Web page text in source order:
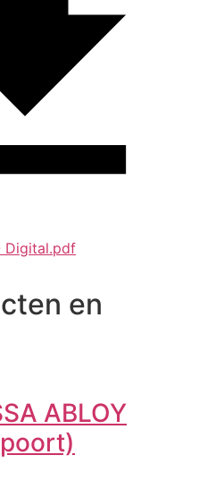
Digital.pdf
en
ABLOY